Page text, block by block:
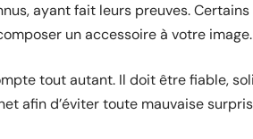
ayant fait leurs preuves.
un accessoire à votre image.
tout autant. Il doit être fiable,
afin d’éviter toute mauvaise